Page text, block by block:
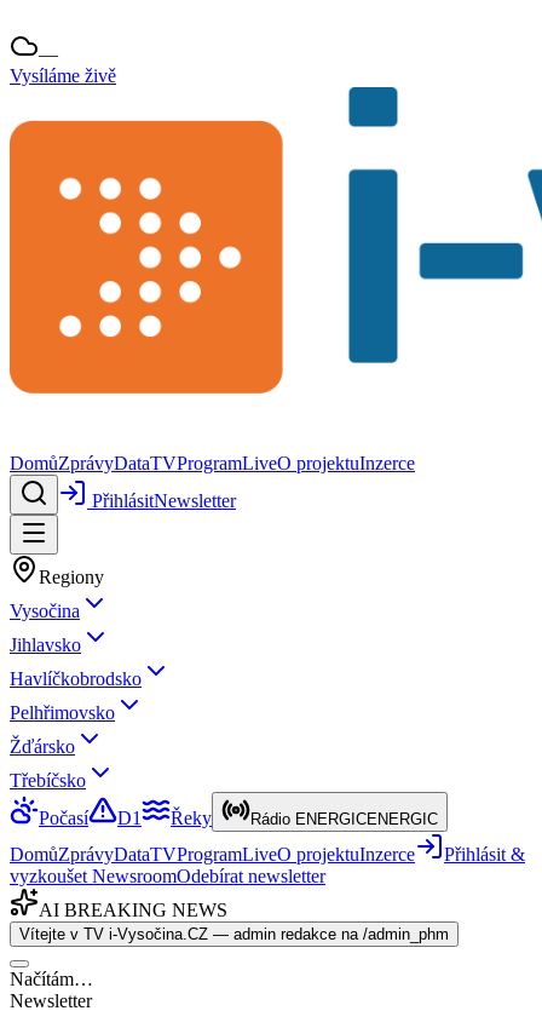
—
Vysíláme živě
DomůZprávyDataTVProgramLiveO projektuInzerce
PřihlásitNewsletter
Regiony
Vysočina
Jihlavsko
Havlíčkobrodsko
Pelhřimovsko
Žďársko
Třebíčsko
Počasí
D1 Řeky Rádio ENERGICENERGIC
DomůZprávyDataTVProgramLiveO projektuInzerce
Přihlásit &
vyzkoušet NewsroomOdebírat newsletter
AI BREAKING NEWS
Vítejte v TV i-Vysočina.CZ — admin redakce na /admin_phm
Načítám…
Newsletter